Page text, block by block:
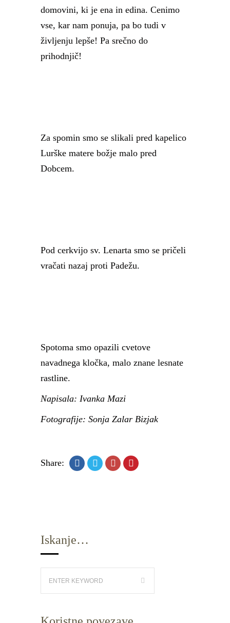
domovini, ki je ena in edina. Cenimo
vse, kar nam ponuja, pa bo tudi v
življenju lepše! Pa srečno do
prihodnjič!
Za spomin smo se slikali pred kapelico
Lurške matere božje malo pred
Dobcem.
Pod cerkvijo sv. Lenarta smo se pričeli
vračati nazaj proti Padežu.
Spotoma smo opazili cvetove
navadnega kločka, malo znane lesnate
rastline.
Napisala: Ivanka Mazi
Fotografije: Sonja Zalar Bizjak
Share:
Iskanje…